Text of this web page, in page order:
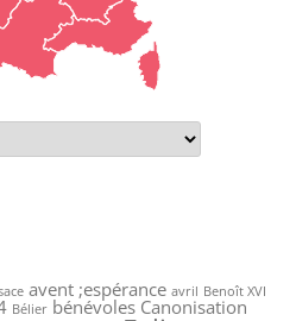
avent ;espérance avril Benoît XVI
Bélier bénévoles Canonisation